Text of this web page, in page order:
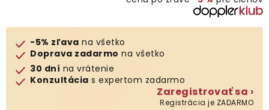
Klub výhod
O nás
-5% zľava na všetko
Doprava zadarmo na všetko
30 dní na vrátenie
Konzultácia s expertom zadarmo
Zaregistrovať sa ›
Registrácia je ZADARMO